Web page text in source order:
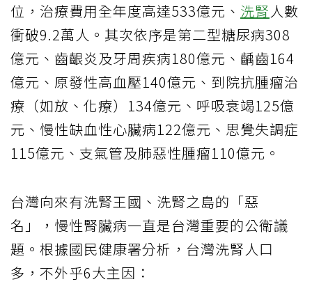
位，治療費用全年度高達533億元、 洗腎人數
衝破9.2萬人。其次依序是第二型糖尿病308
億元、齒齦炎及牙周疾病180億元、齲齒164
億元、原發性高血壓140億元、到院抗腫瘤治
療（如放、化療）134億元、呼吸衰竭125億
元、慢性缺血性心臟病122億元、思覺失調症
115億元、支氣管及肺惡性腫瘤110億元。
台灣向來有洗腎王國、洗腎之島的「惡
名」，慢性腎臟病一直是台灣重要的公衛議
題。根據國民健康署分析，台灣洗腎人口
多，不外乎6大主因：